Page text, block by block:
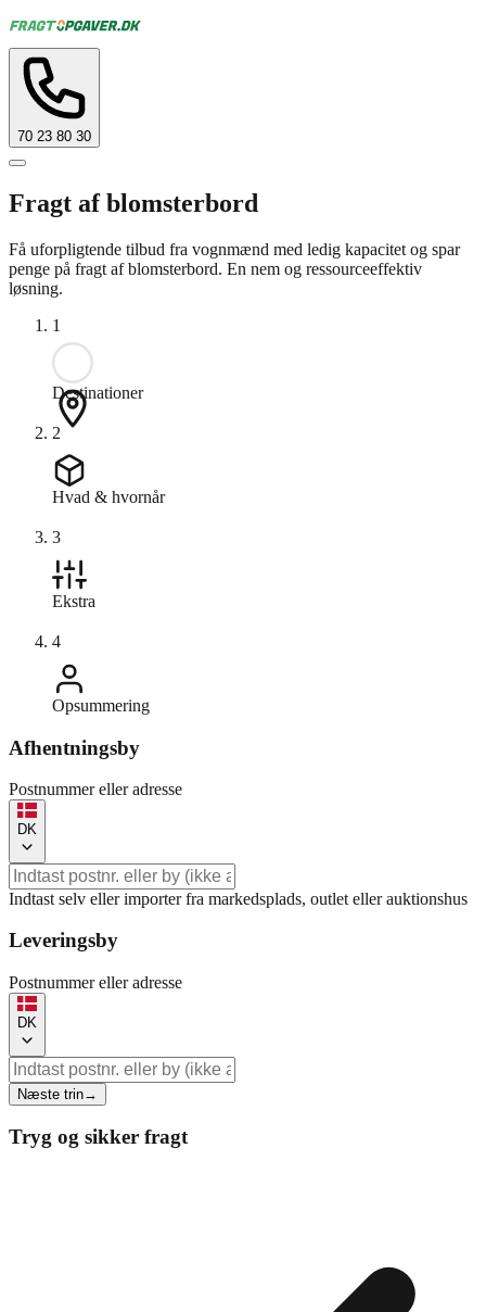
70 23 80 30
Fragt af blomsterbord
Få uforpligtende tilbud fra vognmænd med ledig kapacitet og spar
penge på fragt af blomsterbord. En nem og ressourceeffektiv
løsning.
1
Destinationer
2
Hvad & hvornår
3
Ekstra
4
Opsummering
Afhentningsby
Postnummer eller adresse
DK
Indtast selv eller importer fra markedsplads, outlet eller auktionshus
Leveringsby
Postnummer eller adresse
DK
Næste trin→
Tryg og sikker fragt